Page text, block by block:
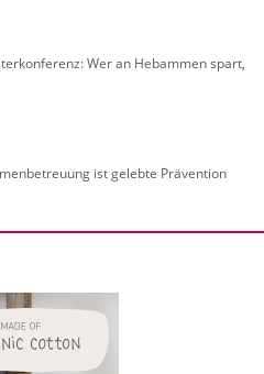
Wer an Heb­am­men spart,
ist ge­leb­te Prä­ven­ti­on